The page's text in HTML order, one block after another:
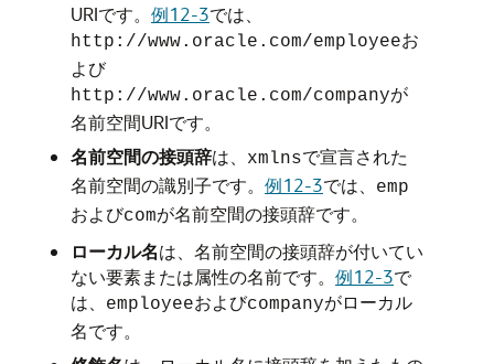
URIです。 例12-3では、
http://www.oracle.com/employeeお
よび
http://www.oracle.com/companyが
名前空間URIです。
名前空間の接頭辞は、 xmlnsで宣言された
名前空間の識別子です。 例12-3では、 emp
およびcomが名前空間の接頭辞です。
ローカル名は、名前空間の接頭辞が付いてい
ない要素または属性の名前です。 例12-3で
は、
employeeおよびcompanyがローカル
名です。